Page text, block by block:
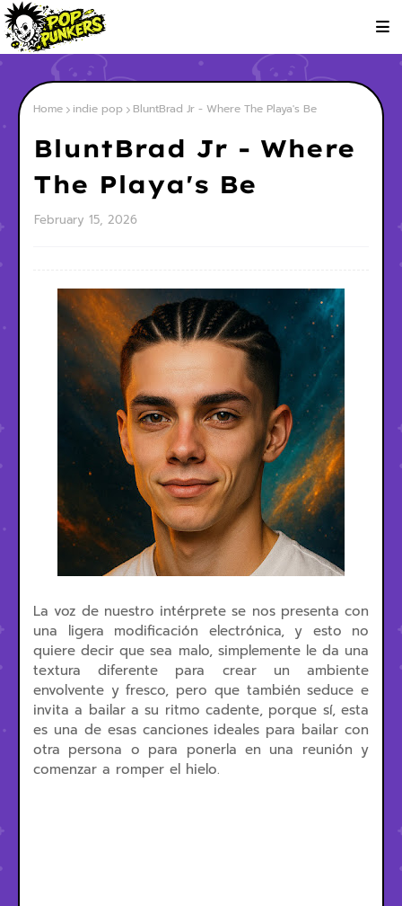
Home indie pop BluntBrad Jr - Where The Playa's Be
BluntBrad Jr - Where
The Playa's Be
February 15, 2026
La voz de nuestro intérprete se nos presenta con
una ligera modificación electrónica, y esto no
quiere decir que sea malo, simplemente le da una
textura diferente para crear un ambiente
envolvente y fresco, pero que también seduce e
invita a bailar a su ritmo cadente, porque sí, esta
es una de esas canciones ideales para bailar con
otra persona o para ponerla en una reunión y
comenzar a romper el hielo.